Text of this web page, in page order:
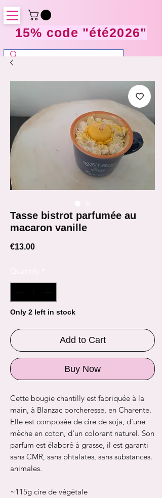
15% code "été2026"
Tasse bistrot parfumée au
macaron vanille
€13.00Price
Only 2 left in stock
Add to Cart
Buy Now
Cette bougie chantilly est fabriquée à la
main, à Blanzac porcheresse, en Charente.
Elle est composée de cire de soja, d'une
mèche en coton, d'un colorant naturel. Son
parfum est élaboré à grasse, il est garanti
sans CMR, sans phtalates, sans substances.
animales.
~115g cire de végétale